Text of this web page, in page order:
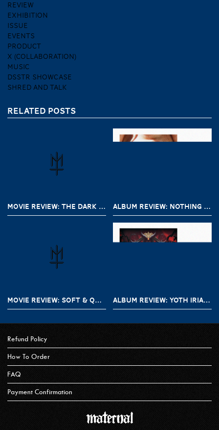
REVIEW
EXHIBITION
ISSUE
EVENTS
PRODUCT
X (COLLABORATION)
MUSIC
DSSTR SHOWCASE
SHRED AND TALK
RELATED POSTS
MOVIE REVIEW: THE DARK AND THE WICKED (2020) ALBUM REVIEW: NOTHING – A SHORT HISTORY OF DECAY
MOVIE REVIEW: SOFT & QUIET (2022) ALBUM REVIEW: YOTH IRIA – GONE WITH THE DEVIL
Refund Policy
How To Order
FAQ
Payment Confirmation